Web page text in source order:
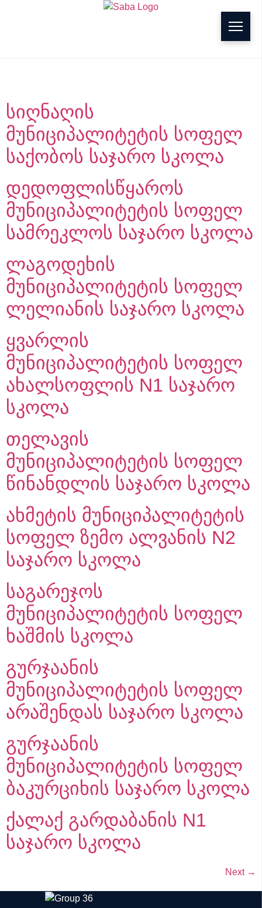
სიღნაღის
მუნიციპალიტეტის სოფელ
საქობოს საჯარო სკოლა
დედოფლისწყაროს
მუნიციპალიტეტის სოფელ
სამრეკლოს საჯარო სკოლა
ლაგოდეხის
მუნიციპალიტეტის სოფელ
ლელიანის საჯარო სკოლა
ყვარლის
მუნიციპალიტეტის სოფელ
ახალსოფლის N1 საჯარო
სკოლა
თელავის
მუნიციპალიტეტის სოფელ
წინანდლის საჯარო სკოლა
ახმეტის მუნიციპალიტეტის
სოფელ ზემო ალვანის N2
საჯარო სკოლა
საგარეჯოს
მუნიციპალიტეტის სოფელ
ხაშმის სკოლა
გურჯაანის
მუნიციპალიტეტის სოფელ
არაშენდას საჯარო სკოლა
გურჯაანის
მუნიციპალიტეტის სოფელ
ბაკურციხის საჯარო სკოლა
ქალაქ გარდაბანის N1
საჯარო სკოლა
Next →